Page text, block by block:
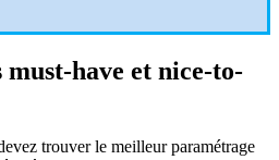
have et nice-to-
trouver le meilleur paramétrage